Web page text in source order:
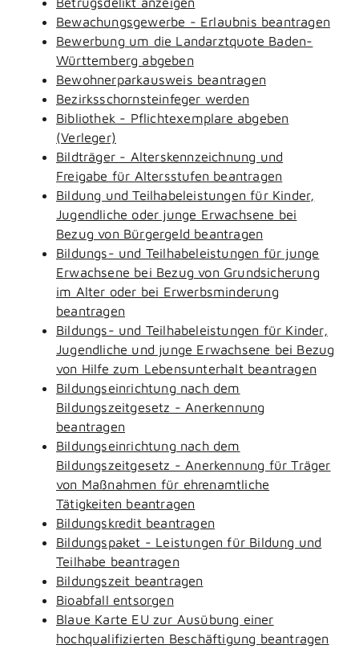
Bewachungsgewerbe - Erlaubnis beantragen
Bewerbung um die Landarztquote Baden-
Württemberg abgeben
Bewohnerparkausweis beantragen
Bezirksschornsteinfeger werden
Bibliothek - Pflichtexemplare abgeben
(Verleger)
Bildträger - Alterskennzeichnung und
Freigabe für Altersstufen beantragen
Bildung und Teilhabeleistungen für Kinder,
Jugendliche oder junge Erwachsene bei
Bezug von Bürgergeld beantragen
Bildungs- und Teilhabeleistungen für junge
Erwachsene bei Bezug von Grundsicherung
im Alter oder bei Erwerbsminderung
beantragen
Bildungs- und Teilhabeleistungen für Kinder,
Jugendliche und junge Erwachsene bei Bezug
von Hilfe zum Lebensunterhalt beantragen
Bildungseinrichtung nach dem
Bildungszeitgesetz - Anerkennung
beantragen
Bildungseinrichtung nach dem
Bildungszeitgesetz - Anerkennung für Träger
von Maßnahmen für ehrenamtliche
Tätigkeiten beantragen
Bildungskredit beantragen
Bildungspaket - Leistungen für Bildung und
Teilhabe beantragen
Bildungszeit beantragen
Bioabfall entsorgen
Blaue Karte EU zur Ausübung einer
hochqualifizierten Beschäftigung beantragen